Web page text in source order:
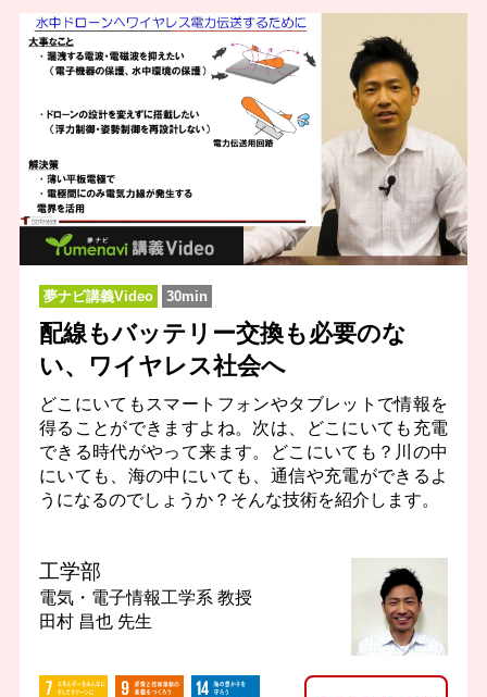
夢ナビ講義Video 30min
配線もバッテリー交換も必要のな
い、ワイヤレス社会へ
どこにいてもスマートフォンやタブレットで情報を
得ることができますよね。次は、どこにいても充電
できる時代がやって来ます。どこにいても？川の中
にいても、海の中にいても、通信や充電ができるよ
うになるのでしょうか？そんな技術を紹介します。
工学部
電気・電子情報工学系 教授
田村 昌也 先生